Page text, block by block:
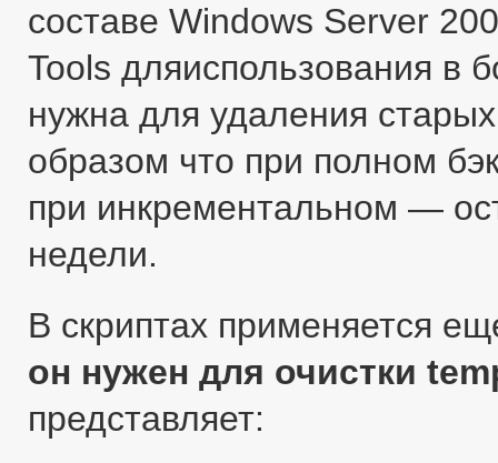
составе Windows Server
Tools дляиспользования в
нужна для удаления
образом что при полном
при инкрементальном —
недели.
В скриптах применяется
он нужен для очистки
представляет: